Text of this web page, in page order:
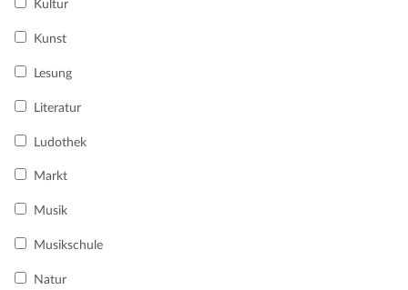
Kultur
Kunst
Lesung
Literatur
Ludothek
Markt
Musik
Musikschule
Natur